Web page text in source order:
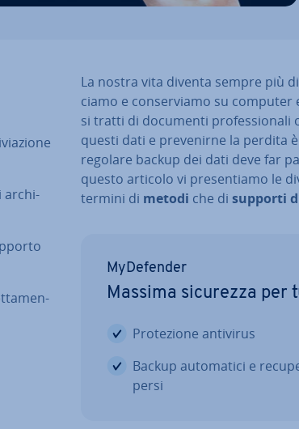
ar­chi­
La nostra vita diventa sempre più
cia­mo e con­ser­via­mo su
si tratti di documenti pro­fes­sio­na­li
questi dati e pre­ve­nir­ne la perdita
regolare backup dei dati deve far
questo articolo vi pre­sen­tia­mo le
termini di metodi che di supporti
My­De­fen­der
Massima sicurezza per
Pro­te­zio­ne antivirus
Backup au­to­ma­ti­ci e
persi